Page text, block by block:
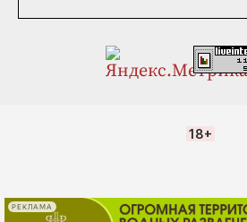
18+
РЕКЛАМА